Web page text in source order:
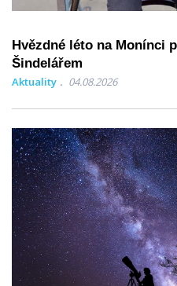
Hvězdné léto na Monínci
Šindelářem
Aktuality 04.08.2026